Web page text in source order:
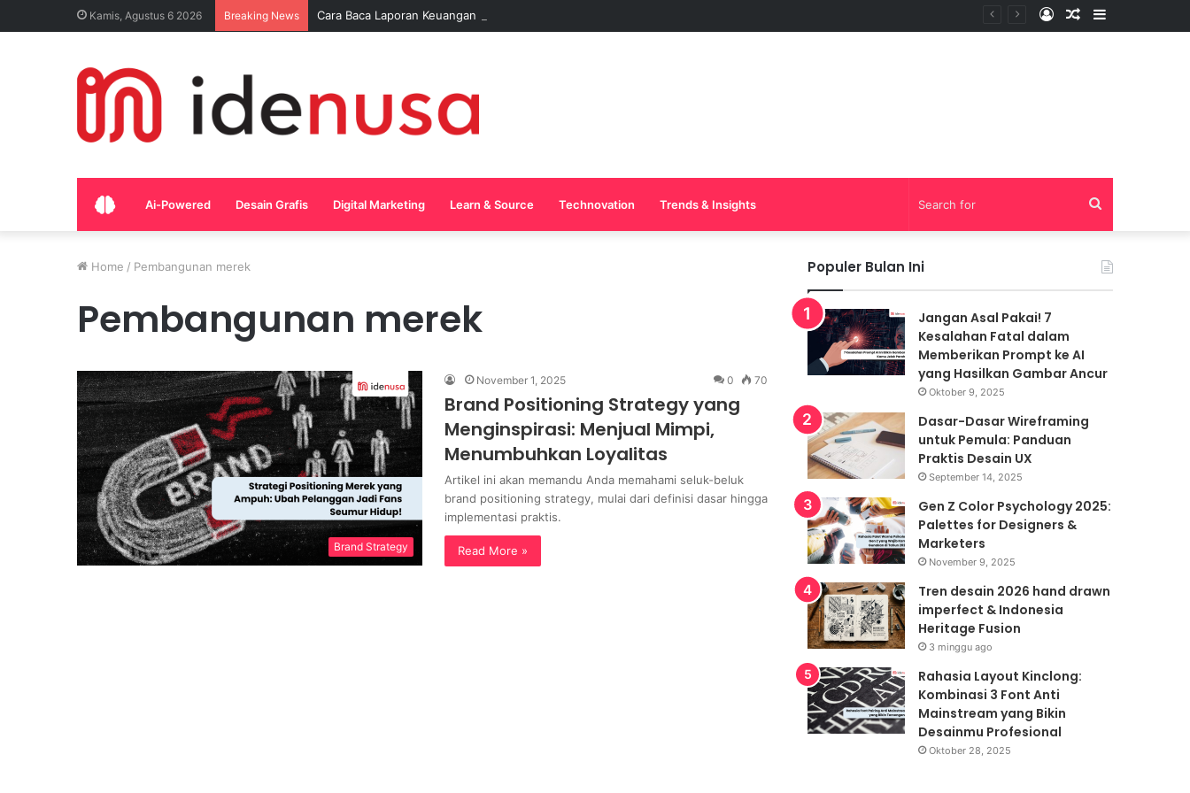
Kamis, Agustus 6 2026 Breaking News Cara Baca Laporan Keuangan Pakai AI Tanpa Pusing Sidebar
Random
Log
HomeAi-Powered Desain Grafis Digital Marketing Learn & Source Technovation Trends & Insights Search
for
Home / Pembangunan merek
Pembangunan merek
Brand Strategy
November 1, 2025 0 70
Brand Positioning Strategy yang
Menginspirasi: Menjual Mimpi,
Menumbuhkan Loyalitas
Artikel ini akan memandu Anda memahami seluk-beluk
brand positioning strategy, mulai dari definisi dasar hingga
implementasi praktis.
Read More »
Populer Bulan Ini
Jangan Asal Pakai! 7
Kesalahan Fatal dalam
Memberikan Prompt ke AI
yang Hasilkan Gambar Ancur
Oktober 9, 2025
Dasar-Dasar Wireframing
untuk Pemula: Panduan
Praktis Desain UX
September 14, 2025
Gen Z Color Psychology 2025:
Palettes for Designers &
Marketers
November 9, 2025
Tren desain 2026 hand drawn
imperfect & Indonesia
Heritage Fusion
3 minggu ago
Rahasia Layout Kinclong:
Kombinasi 3 Font Anti
Mainstream yang Bikin
Desainmu Profesional
Oktober 28, 2025